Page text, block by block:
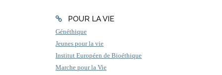
POUR LA VIE
Généthique
Jeunes pour la vie
Institut Européen de Bioéthique
Marche pour la Vie